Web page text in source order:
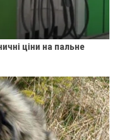
ціни на пальне